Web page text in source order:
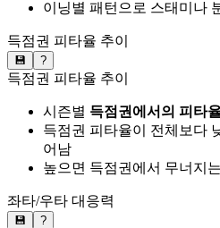
이닝별 패턴으로 스태미나
득점권 피타율 추이
💾 ?
득점권 피타율 추이
시즌별 득점권에서의 피타
득점권 피타율이 전체보다
어남
높으면 득점권에서 무너지
좌타/우타 대응력
💾 ?